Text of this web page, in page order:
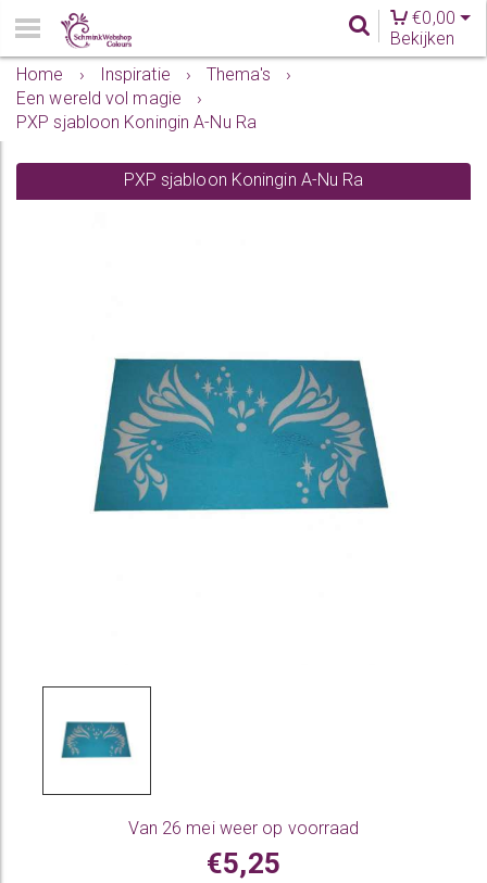
€0,00
Bekijken
Home
› Inspiratie › Thema's
›
Een wereld vol magie
›
PXP sjabloon Koningin A-Nu Ra
PXP sjabloon Koningin A-Nu Ra
Van 26 mei weer op voorraad
€5,25